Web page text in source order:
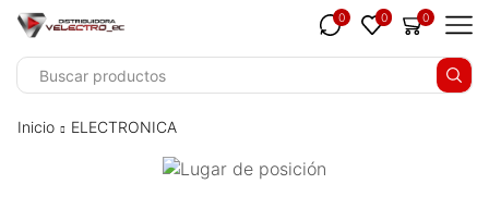
panel
panel
0 0 0
Inicio ELECTRONICA